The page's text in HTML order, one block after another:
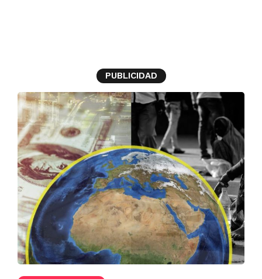
PUBLICIDAD